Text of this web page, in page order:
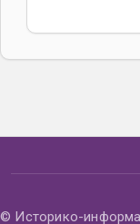
© Историко-